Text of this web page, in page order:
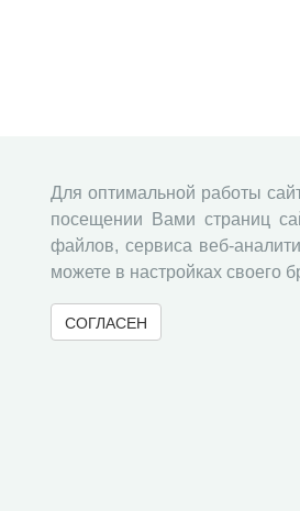
Для оптимальной работы
посещении Вами страниц
файлов, сервиса веб-
можете в настройках своего
СОГЛАСЕН